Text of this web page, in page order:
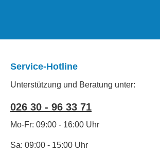
Service-Hotline
Unterstützung und Beratung unter:
026 30 - 96 33 71
Mo-Fr: 09:00 - 16:00 Uhr
Sa: 09:00 - 15:00 Uhr